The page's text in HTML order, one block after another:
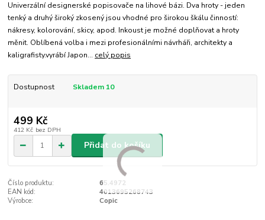
Univerzální designerské popisovače na lihové bázi. Dva hroty - jeden
tenký a druhý široký zkosený jsou vhodné pro širokou škálu činností:
nákresy, kolorování, skicy, apod. Inkoust je možné doplňovat a hroty
měnit. Oblíbená volba i mezi profesionálními návrháři, architekty a
kaligrafisty.vyrábí Japon... celý popis
Dostupnost Skladem 10
499 Kč
412 Kč bez DPH
Přidat do košíku
Číslo produktu:
65.4972
EAN kód:
4013695268743
Výrobce:
Copic